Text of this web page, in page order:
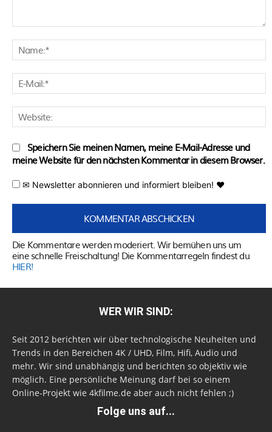
Speichern Sie meinen Namen, meine E-Mail-Adresse und
meine Website für den nächsten Kommentar in diesem Browser.
✉ Newsletter abonnieren und informiert bleiben! ♥
Die Kommentare werden moderiert. Wir bemühen uns um
eine schnelle Freischaltung! Die Kommentarregeln findest du
HIER!
WER WIR SIND:
Seit 2012 berichten wir über technologische Neuheiten und
Trends in den Bereichen 4K / UHD, Film, Hifi, Audio und
mehr. Wir sind unabhängig und berichten so objektiv wie
möglich. Eine persönliche Meinung darf bei so einem
Online-Projekt wie 4kfilme.de aber auch nicht fehlen ;)
Folge uns auf...